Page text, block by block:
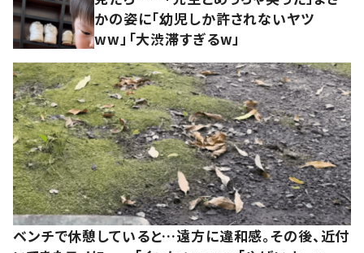
かの姿に「幼児しか許されないヤツ
ww」「大渋滞すぎるw」
ベンチで休憩していると…遠方に違和感。その後、近付